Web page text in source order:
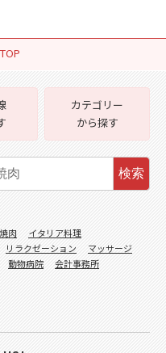
カテゴリー
から探す
検索
焼肉
イタリア料理
リラクゼーション
マッサージ
動物病院
会計事務所